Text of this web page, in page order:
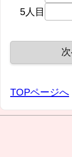
5人目
TOPページへ